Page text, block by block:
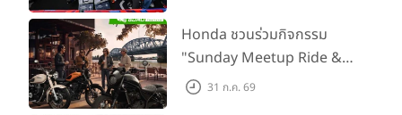
สนาม 2
Honda ชวนร่วมกิจกรรม
"Sunday Meetup Ride &
Soul" จิบกาแฟ พูดคุย แลก
31 ก.ค. 69